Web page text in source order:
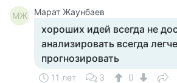
МЖ Марат Жаунбаев
хороших идей всегда не
анализировать всегда
прогнозировать
11 лет 3
0